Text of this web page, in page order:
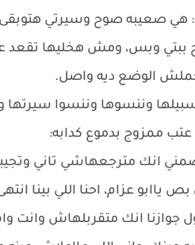
هي صعيبه صوح وسيرتي
ببتي وبس، ومش هخليها تقعد
الوضع ديه واصل.
وننسوها وننسوا سيرتها
ممزوج بدموع كدابه:
انك مترجعهاشي تاني
ياابو عزام، احنا اللي بينا
جوازنا انك متقربلهاش وانت